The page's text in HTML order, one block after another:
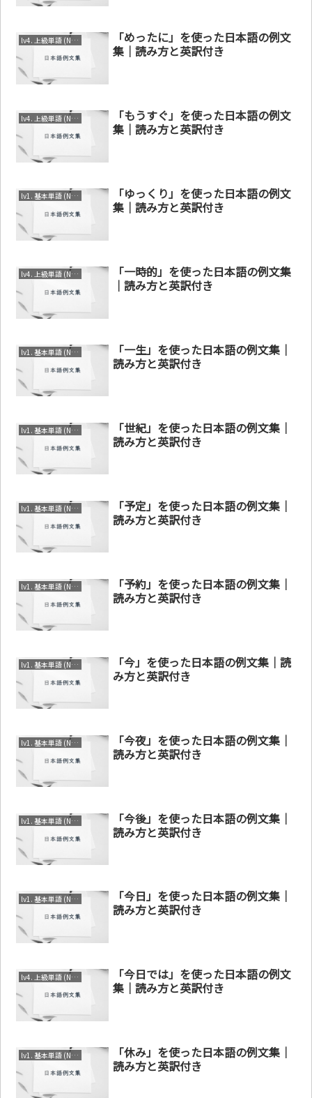
lv4. 上級単語 (N1～N2)
「めったに」を使った日本語の例文
集｜読み方と英訳付き
lv4. 上級単語 (N1～N2)
「もうすぐ」を使った日本語の例文
集｜読み方と英訳付き
lv1. 基本単語 (N4～N5)
「ゆっくり」を使った日本語の例文
集｜読み方と英訳付き
lv4. 上級単語 (N1～N2)
「一時的」を使った日本語の例文集
｜読み方と英訳付き
lv1. 基本単語 (N4～N5)
「一生」を使った日本語の例文集｜
読み方と英訳付き
lv1. 基本単語 (N4～N5)
「世紀」を使った日本語の例文集｜
読み方と英訳付き
lv1. 基本単語 (N4～N5)
「予定」を使った日本語の例文集｜
読み方と英訳付き
lv1. 基本単語 (N4～N5)
「予約」を使った日本語の例文集｜
読み方と英訳付き
lv1. 基本単語 (N4～N5)
「今」を使った日本語の例文集｜読
み方と英訳付き
lv1. 基本単語 (N4～N5)
「今夜」を使った日本語の例文集｜
読み方と英訳付き
lv1. 基本単語 (N4～N5)
「今後」を使った日本語の例文集｜
読み方と英訳付き
lv1. 基本単語 (N4～N5)
「今日」を使った日本語の例文集｜
読み方と英訳付き
lv4. 上級単語 (N1～N2)
「今日では」を使った日本語の例文
集｜読み方と英訳付き
lv1. 基本単語 (N4～N5)
「休み」を使った日本語の例文集｜
読み方と英訳付き